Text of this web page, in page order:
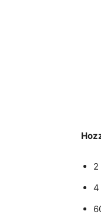
2
4